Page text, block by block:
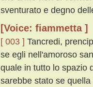
sventurato e degno
[Voice: fiammetta ]
[ 003 ] Tancredi,
se egli nell'amoroso
quale in tutto lo spazio
sarebbe stato se